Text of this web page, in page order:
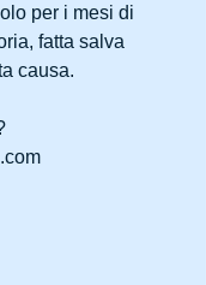
per i mesi di
fatta salva
causa.